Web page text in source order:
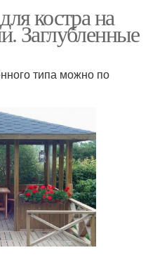
костра на
Заглубленные
типа можно по